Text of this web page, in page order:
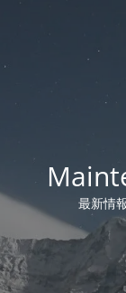
最新情